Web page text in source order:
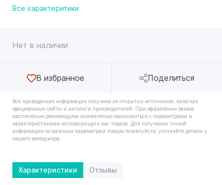
Все характеритики
Нет в наличии
В избранное Поделиться
Вся приведённая информация получена из открытых источников, включая
официальные сайты и каталоги производителей. При оформлении заказа
настоятельно рекомендуем внимательно ознакомиться с параметрами и
характеристиками интересующего вас товара. Для получения точной
информации по важным параметрам товара пожалуйста, уточняйте детали у
нашего менеджера.
Характеристики Отзывы